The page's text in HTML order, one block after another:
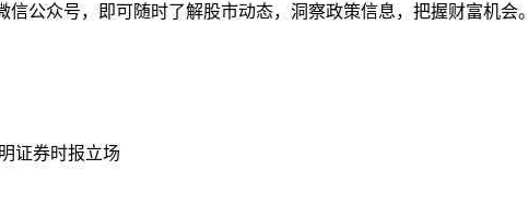
信公众号，即可随时了解股市动态，洞察政策信息，把握财富机会。
证券时报立场